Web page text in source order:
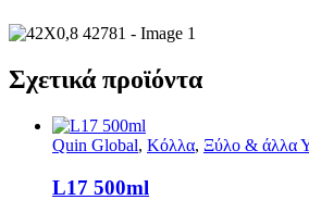
Σχετικά προϊόντα
Quin Global, Κόλλα, Ξύλο & άλλα
L17 500ml